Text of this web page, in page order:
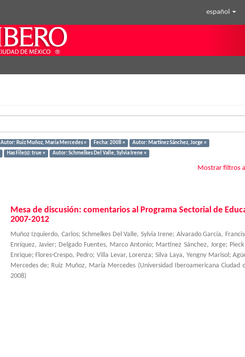
español
Autor: Ruiz Muñoz, María Mercedes × Fecha: 2008 ×
Autor: Martínez Sánchez, Jorge ×
Has File(s): true × Autor: Schmelkes Del Valle, Sylvia Irene ×
Mostrar filtros
Mesa de discusión: comentarios al Programa Sectorial de
2007-2012
Muñoz Izquierdo, Carlos;Schmelkes Del Valle, Sylvia Irene; Alvarado García,
Enríquez, Javier; Delgado Fuentes, Marco Antonio; Martínez Sánchez, Jorge;
Enrique; Flores-Crespo, Pedro; Villa Levar, Lorenza;Silva Laya, Yengny Marisol ;
Mercedes de; Ruiz Muñoz, María Mercedes (Universidad Iberoamericana Ciudad
2008)